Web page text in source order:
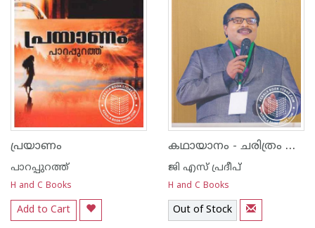
പ്രയാണം
പാറപ്പുറത്ത്‌
H and C Books
Add to Cart
കഥായാനം - ചരിത്രം കഥകളിലൂടെ
ജി എസ്‌ പ്രദീപ്‌
H and C Books
Out of Stock